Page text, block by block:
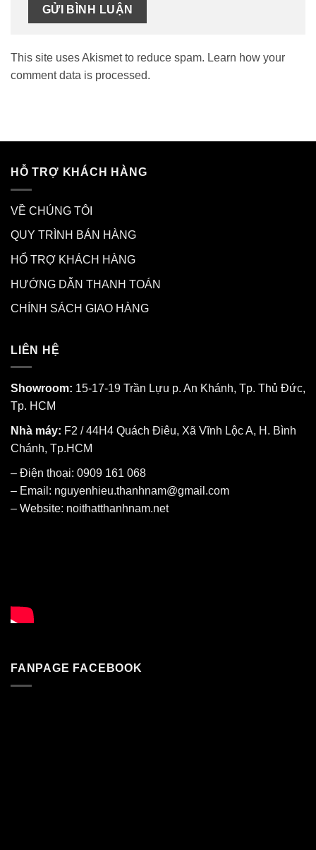
This site uses Akismet to reduce spam. Learn how your
comment data is processed.
HỖ TRỢ KHÁCH HÀNG
VỀ CHÚNG TÔI
QUY TRÌNH BÁN HÀNG
HỔ TRỢ KHÁCH HÀNG
HƯỚNG DẪN THANH TOÁN
CHÍNH SÁCH GIAO HÀNG
LIÊN HỆ
Showroom: 15-17-19 Trần Lựu p. An Khánh, Tp. Thủ Đức,
Tp. HCM
Nhà máy: F2 / 44H4 Quách Điêu, Xã Vĩnh Lộc A, H. Bình
Chánh, Tp.HCM
– Điện thoại: 0909 161 068
– Email: nguyenhieu.thanhnam@gmail.com
– Website: noithatthanhnam.net
FANPAGE FACEBOOK